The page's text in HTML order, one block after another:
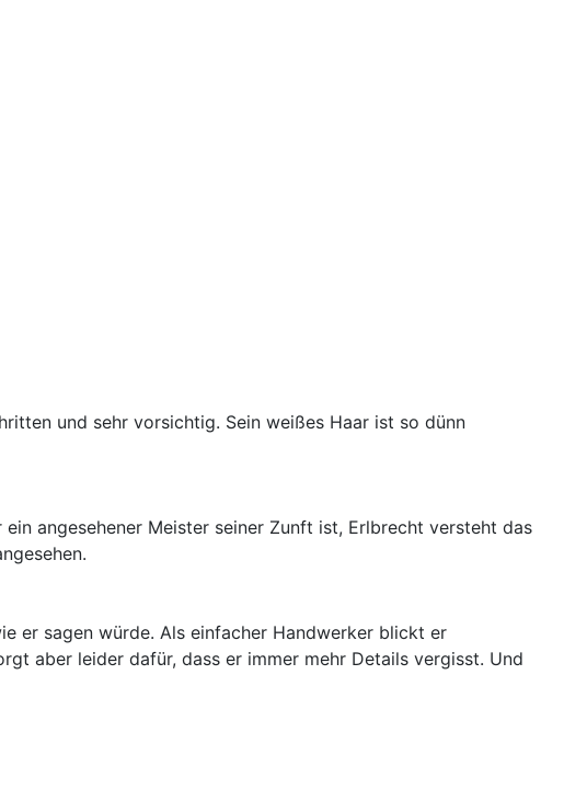
und sehr vorsichtig. Sein weißes Haar ist so dünn
angesehener Meister seiner Zunft ist, Erlbrecht versteht das
er sagen würde. Als einfacher Handwerker blickt er
aber leider dafür, dass er immer mehr Details vergisst. Und